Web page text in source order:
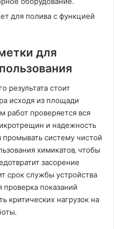
для полива с функцией
для
результата стоит
исходя из площади
работ проверяется вся
и надежность
систему чистой
химикатов‚ чтобы
засорение
срок службы устройства
проверка показаний
критических нагрузок на